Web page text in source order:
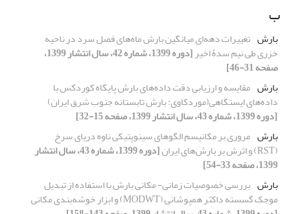
ب
بارش تغییرات دهه‌ای میانگین بارش ماه‌‌های فصل سرد در ناحیه
خزری طی نیم سدۀ اخیر [دوره 1399، شماره 42، سال انتشار 1399،
صفحه 31-46]
بارش مقایسه و ارزیابی دقت داده‌های بارش پایگاه کوردکس با
داده‌های ایستگاهی(موردکاوی: بارش تابستانه جنوب شرق ایران)
[دوره 1399، شماره 43، سال انتشار 1399، صفحه 15-32]
بارش مروری بر مکانیسم الگوهای سینوپتیکی ناوه دریای سرخ
(RST) و اثرش بر بارش‌های ایران [دوره 1399، شماره 43، سال انتشار
1399، صفحه 33-54]
بارش بررسی خصوصیات زمانی- مکانی بارش با استفاده از تبدیل
موجک گسسته داکثر همپوشانی (MODWT) و ابزار خوشه‌بندی مکانی